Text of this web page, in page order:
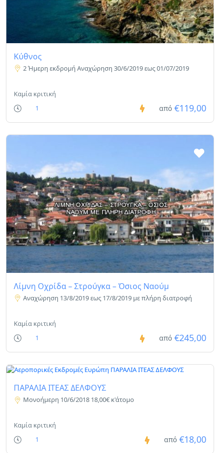
Κύθνος
2 Ήμερη εκδρομή Αναχώρηση 30/6/2019 εως 01/07/2019
Καμία κριτική
1
από €119,00
Λίμνη Οχρίδα – Στρούγκα – Όσιος Ναούμ
Αναχώρηση 13/8/2019 εως 17/8/2019 με πλήρη διατροφή
Καμία κριτική
1
από €245,00
ΠΑΡΑΛΙΑ ΙΤΕΑΣ ΔΕΛΦΟΥΣ
Μονοήμερη 10/6/2018 18,00€ κ'άτομο
Καμία κριτική
1
από €18,00